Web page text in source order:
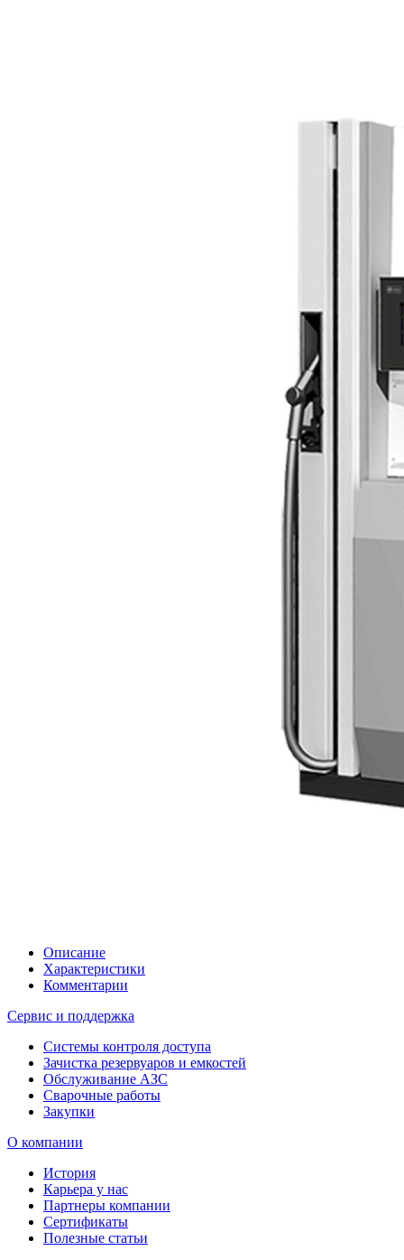
Описание
Характеристики
Комментарии
Сервис и поддержка
Системы контроля доступа
Зачистка резервуаров и емкостей
Обслуживание АЗС
Сварочные работы
Закупки
О компании
История
Карьера у нас
Партнеры компании
Сертификаты
Полезные статьи